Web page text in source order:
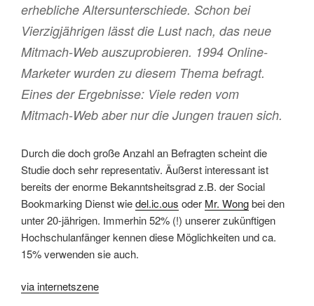
erhebliche Altersunterschiede. Schon bei
Vierzigjährigen lässt die Lust nach, das neue
Mitmach-Web auszuprobieren. 1994 Online-
Marketer wurden zu diesem Thema befragt.
Eines der Ergebnisse: Viele reden vom
Mitmach-Web aber nur die Jungen trauen sich.
Durch die doch große Anzahl an Befragten scheint die
Studie doch sehr representativ. Äußerst interessant ist
bereits der enorme Bekanntsheitsgrad z.B. derSocial
Bookmarking Dienst wiedel.ic.ous oder Mr. Wongbei den
unter 20-jährigen. Immerhin 52% (!) unserer zukünftigen
Hochschulanfänger kennen diese Möglichkeiten und ca.
15% verwenden sie auch.
via internetszene